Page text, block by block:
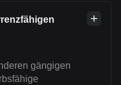
gängigen